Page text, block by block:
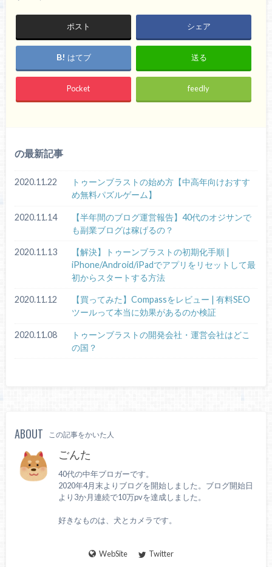
ポスト シェア
はてブ 送る
Pocket feedly
の最新記事
2020.11.22
トゥーンブラストの始め方【中高年向けおすす
め無料パズルゲーム】
2020.11.14
【半年間のブログ運営報告】40代のオジサンで
も副業ブログは稼げるの？
2020.11.13
【解決】トゥーンブラストの初期化手順 |
iPhone/Android/iPadでアプリをリセットして最
初からスタートする方法
2020.11.12
【買ってみた】Compassをレビュー | 有料SEO
ツールって本当に効果があるのか検証
2020.11.08
トゥーンブラストの開発会社・運営会社はどこ
の国？
ABOUT この記事をかいた人
ごんた
40代の中年ブロガーです。
2020年4月末よりブログを開始しました。ブログ開始日
より3か月連続で10万pvを達成しました。
好きなものは、犬とカメラです。
WebSite Twitter